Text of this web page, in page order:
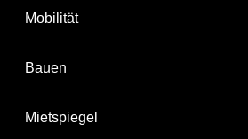
Mobilität
Bauen
Mietspiegel